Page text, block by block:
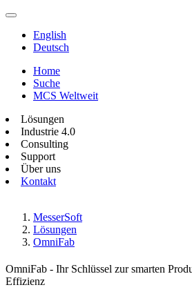
English
Deutsch
Home
Suche
MCS Weltweit
Lösungen
Industrie 4.0
Consulting
Support
Über uns
Kontakt
MesserSoft
Lösungen
OmniFab
OmniFab - Ihr Schlüssel zur smarten
Effizienz